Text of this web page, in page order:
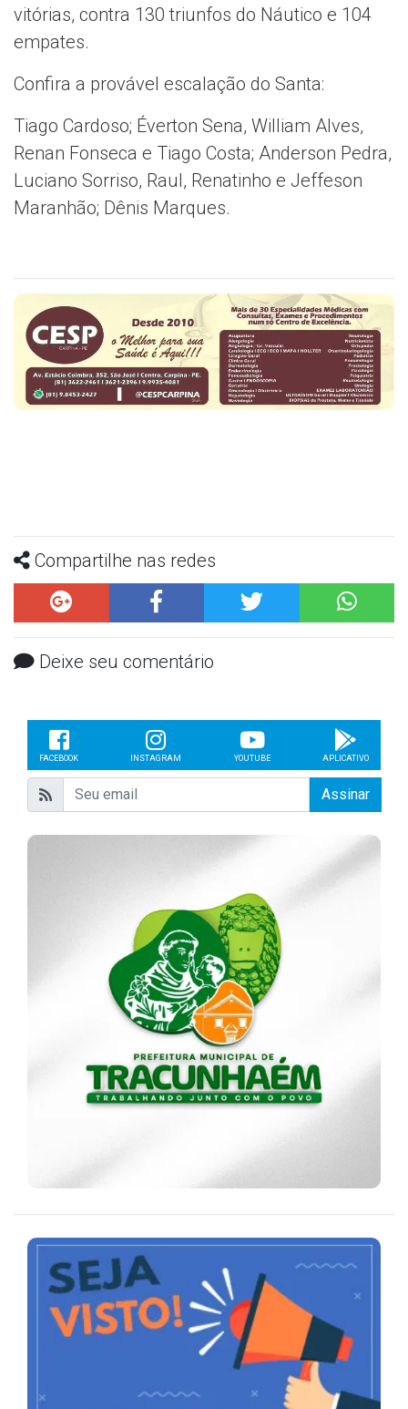
vitórias, contra 130 triunfos do Náutico e 104
empates.
Confira a provável escalação do Santa:
Tiago Cardoso; Éverton Sena, William Alves,
Renan Fonseca e Tiago Costa; Anderson Pedra,
Luciano Sorriso, Raul, Renatinho e Jeffeson
Maranhão; Dênis Marques.
Compartilhe nas redes
Deixe seu comentário
FACEBOOK INSTAGRAM YOUTUBE APLICATIVO
Assinar